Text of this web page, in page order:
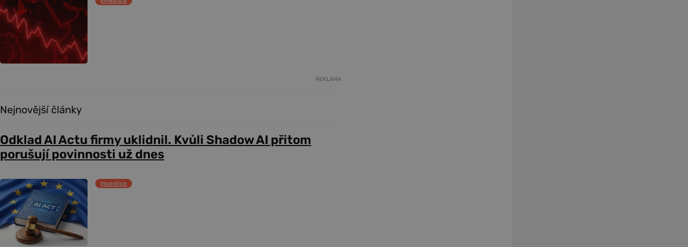
REKLAMA
Nejnovější články
Odklad AI Actu firmy uklidnil. Kvůli Shadow AI přitom
porušují povinnosti už dnes
Investice